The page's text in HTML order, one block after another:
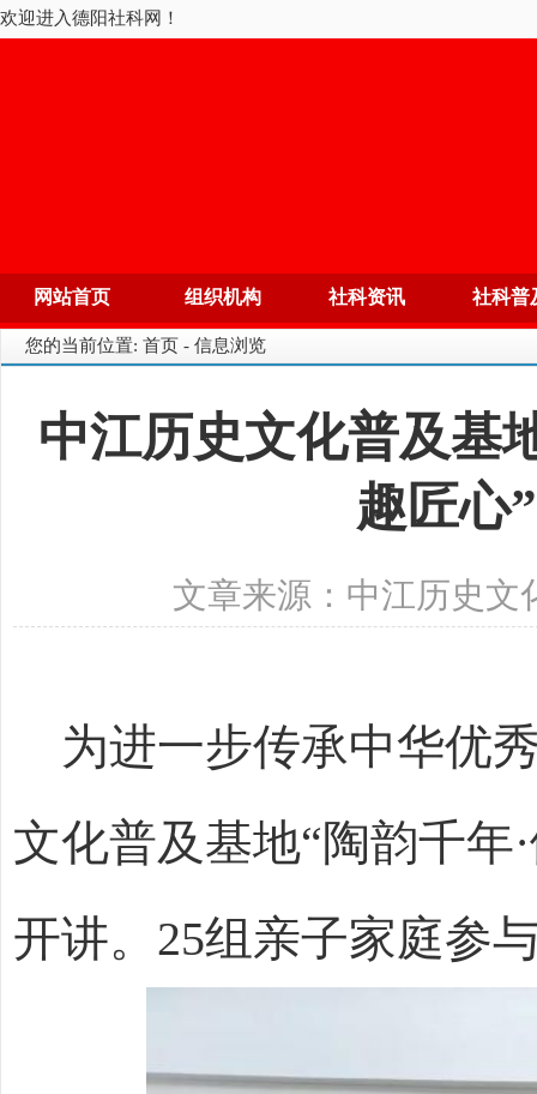
欢迎进入德阳社科网！
网站首页 组织机构 社科资讯 社科普
您的当前位置: 首页 - 信息浏览
中江历史文化普及基
趣匠心
文章来源：中江历史文
为进一步传承中华优
文化普及基地“陶韵千年
开讲。25组亲子家庭参